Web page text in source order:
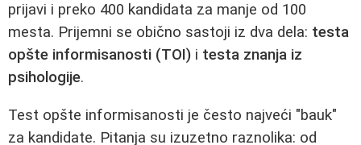
prijavi i preko 400 kandidata za manje od 100
mesta. Prijemni se obično sastoji iz dva dela: testa
opšte informisanosti (TOI) i testa znanja iz
psihologije.
Test opšte informisanosti je često najveći "bauk"
za kandidate. Pitanja su izuzetno raznolika: od